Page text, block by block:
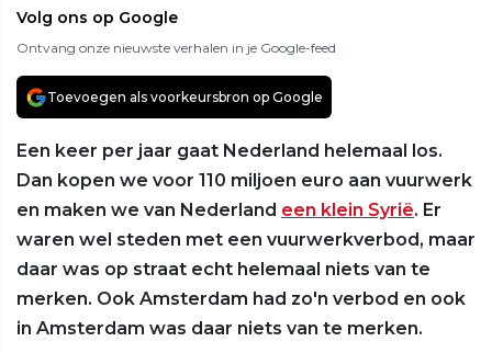
Volg ons op Google
Ontvang onze nieuwste verhalen in je Google-feed
Toevoegen als voorkeursbron op Google
Een keer per jaar gaat Nederland helemaal los.
Dan kopen we voor 110 miljoen euro aan vuurwerk
en maken we van Nederland een klein Syrië. Er
waren wel steden met een vuurwerkverbod, maar
daar was op straat echt helemaal niets van te
merken. Ook Amsterdam had zo'n verbod en ook
in Amsterdam was daar niets van te merken.